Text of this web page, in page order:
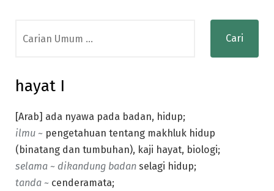
for:
hayat I
[Arab] ada nyawa pada badan, hidup;
ilmu ~ pengetahuan tentang makhluk hidup
(binatang dan tumbuhan), kaji hayat, biologi;
selama ~ dikandung badan selagi hidup;
tanda ~ cenderamata;